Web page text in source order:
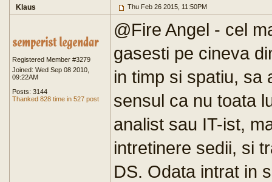
Klaus Thu Feb 26 2015, 11:50PM
Registered Member #3279
Joined: Wed Sep 08 2010,
09:22AM
Posts: 3144
Thanked 828 time in 527 post
@Fire Angel - cel
gasesti pe cineva
in timp si spatiu, sa
sensul ca nu toata
analist sau IT-ist,
intretinere sedii, si
DS. Odata intrat in